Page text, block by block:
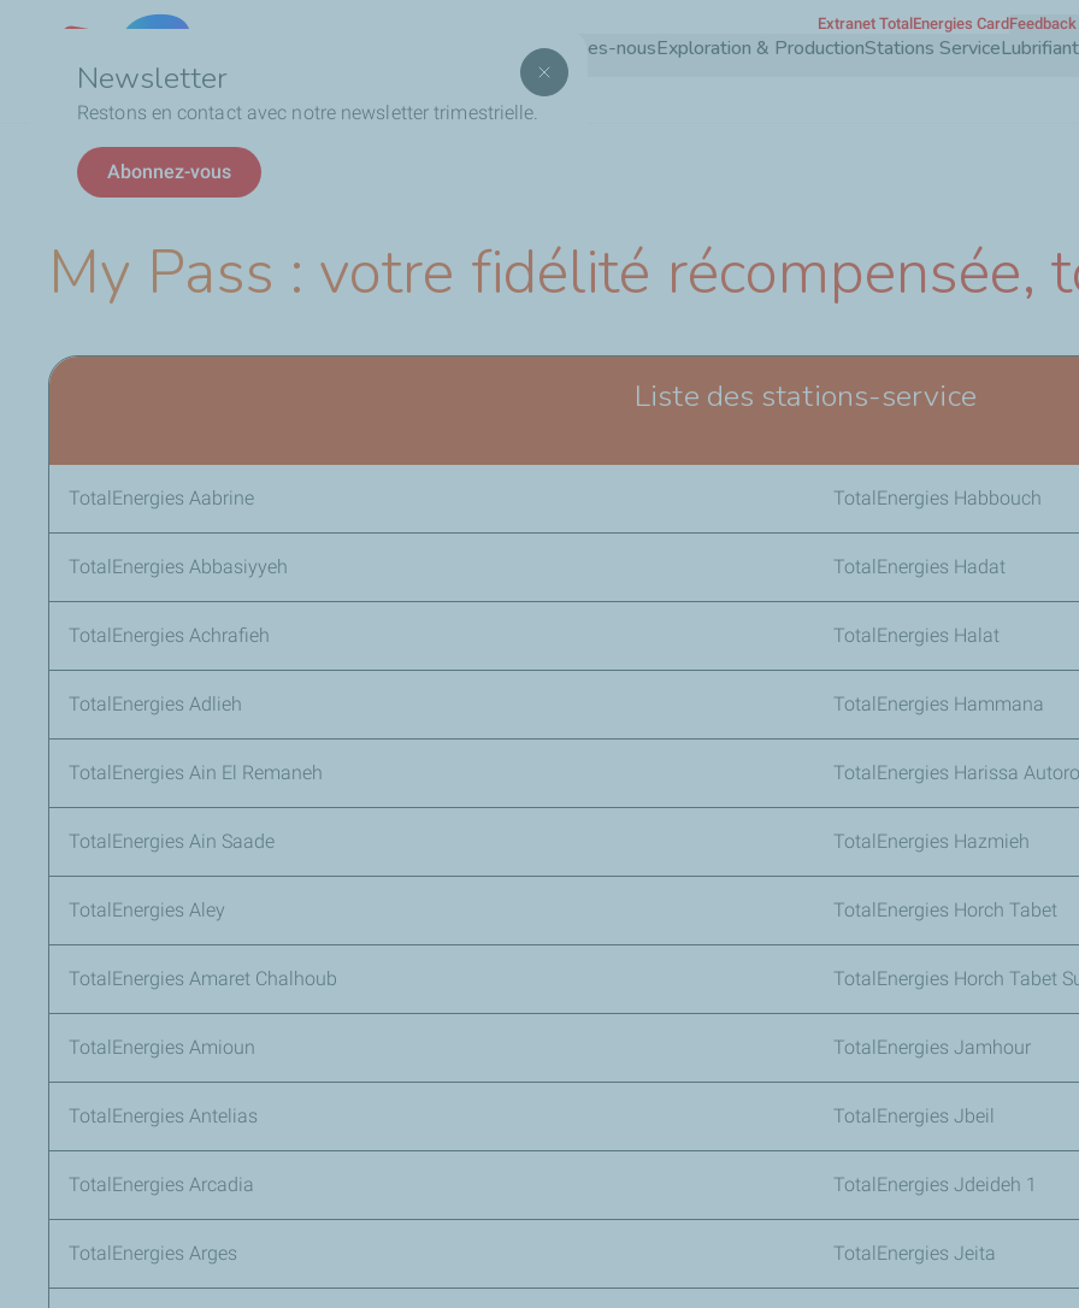
Aller
Newsletter
Restons en contact avec notre newsletter trimestrielle.
Abonnez-vous
Qui sommes-nousExploration & ProductionStations Service
Extranet TotalEnergies Card
d'Ariane
My Pass : votre fidélité récompensée, tous les jours !
My Pass : votre fidélité récompensée,
Liste des stations-service
TotalEnergies Aabrine TotalEnergies Habbouch
TotalEnergies Abbasiyyeh TotalEnergies Hadat
TotalEnergies Achrafieh TotalEnergies Halat
TotalEnergies Adlieh TotalEnergies Hammana
TotalEnergies Ain El Remaneh TotalEnergies Harissa
TotalEnergies Ain Saade TotalEnergies Hazmieh
TotalEnergies Aley TotalEnergies Horch Tabet
TotalEnergies Amaret Chalhoub TotalEnergies Horch Tabet
TotalEnergies Amioun TotalEnergies Jamhour
TotalEnergies Antelias TotalEnergies Jbeil
TotalEnergies Arcadia TotalEnergies Jdeideh 1
TotalEnergies Arges TotalEnergies Jeita